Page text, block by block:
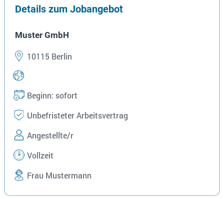
Details zum Jobangebot
Muster GmbH
10115 Berlin
Beginn: sofort
Unbefristeter Arbeitsvertrag
Angestellte/r
Vollzeit
Frau Mustermann